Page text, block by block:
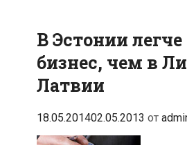
В Эстонии
бизнес, чем в
Латвии
18.05.201402.05.2013 от